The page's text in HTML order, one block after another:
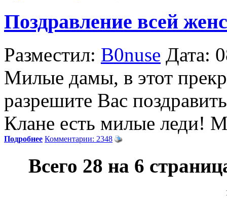
Поздравление всей
Разместил: B0nuse Дата:
Милые дамы, в этот
разрешите Вас
Клане есть милые леди!
Подробнее Комментарии: 2348
Всего 28 на 6